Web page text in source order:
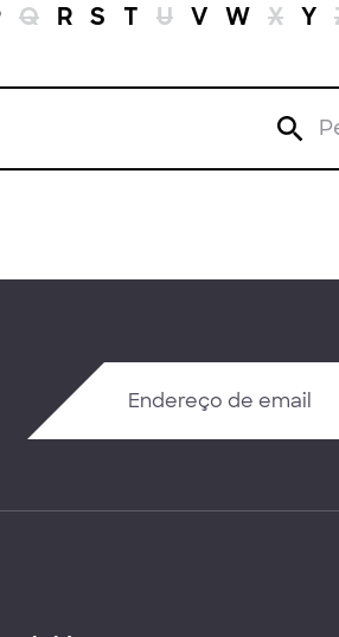
Q R S T U V W X Y